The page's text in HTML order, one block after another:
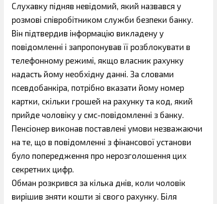
Слухавку підняв невідомий, який назвався у
розмові співробітником служби безпеки банку.
Він підтвердив інформацію викладену у
повідомленні і запропонував її розблокувати в
телефонному режимі, якщо власник рахунку
надасть йому необхідну данні. За словами
псевдобанкіра, потрібно вказати йому номер
картки, скільки грошей на рахунку та код, який
прийде чоловіку у смс-повідомленні з банку.
Пенсіонер виконав поставлені умови незважаючи
на те, що в повідомленні з фінансової установи
було попередження про нерозголошення цих
секретних цифр.
Обман розкрився за кілька днів, коли чоловік
вирішив зняти кошти зі свого рахунку. Біля